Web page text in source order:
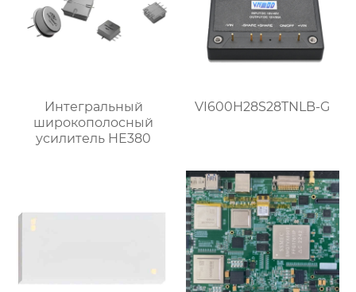
Интегральный
широкополосный
усилитель HE380
VI600H28S28TNLB-G